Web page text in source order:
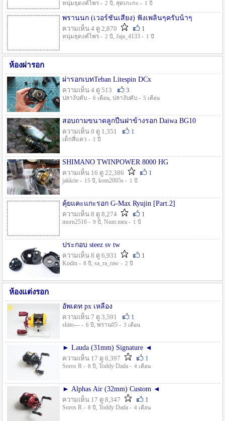
หนุ่มธุดงค์ไพร - 2 ปี , สุดเกะกะ - 1 ปี
พรานนก (เวอร์ชั่นเสียง) ฟังเพลินๆครับน้าๆ
ความเห็น 4 ดู 2,870
1
หนุ่มธุดงค์ไพร - 2 ปี , Jaja_4133 - 1 ปี
ห้องผ่ารอก
ผ่ารอกเบทTeban Litespin DCx
ความเห็น 4 ดู 513
3
ปลางับคับ - 6 เดือน, ปลางับคับ - 5 เดือน
สอบถามขนาดลูกปืนฝาข้างรอก Daiwa BG10
ความเห็น 0 ดู 1,351
1
เด็กสี่แคว - 1 ปี
SHIMANO TWINPOWER 8000 HG
ความเห็น 16 ดู 22,386
1
jakkrie - 15 ปี , kom2005s - 1 ปี
คุ้ยแคะแกะรอก G-Max Ryujin [Part.2]
ความเห็น 8 ดู 8,274
1
morn2516 - 9 ปี , Num mea - 1 ปี
ประกอบ steez sv tw
ความเห็น 8 ดู 6,931
1
Kodin - 8 ปี , sa_ra_raw - 2 ปี
ห้องแต่งรอก
อัพเดท px เหลือง
ความเห็น 7 ดู 3,591
1
shito--- - 6 ปี , พราน05 - 3 เดือน
► Lauda (31mm) Signature ◄
ความเห็น 17 ดู 6,397
1
Soros R - 8 ปี , Toddy Dada - 4 เดือน
► Alphas Air (32mm) Custom ◄
ความเห็น 17 ดู 8,347
1
Soros R - 8 ปี , Toddy Dada - 4 เดือน